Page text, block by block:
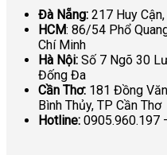
Đà Nẵng: 217 Huy
HCM: 86/54 Phổ
Chí Minh
Hà Nội: Số 7 Ngõ 30
Đống Đa
Cần Thơ: 181 Đồng
Bình Thủy, TP Cần Thơ
Hotline: 0905.960.197